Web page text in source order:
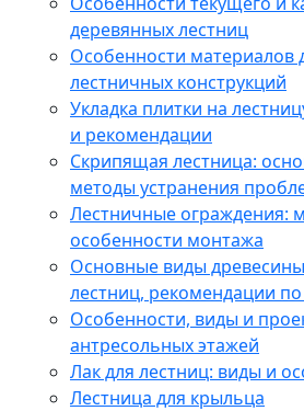
деревянных лестниц
Особенности материалов
лестничных конструкций
Укладка плитки на
и рекомендации
Скрипящая лестница:
методы устранения
Лестничные ограждения:
особенности монтажа
Основные виды
лестниц, рекомендации
Особенности, виды и
антресольных этажей
Лак для лестниц: виды и
Лестница для крыльца